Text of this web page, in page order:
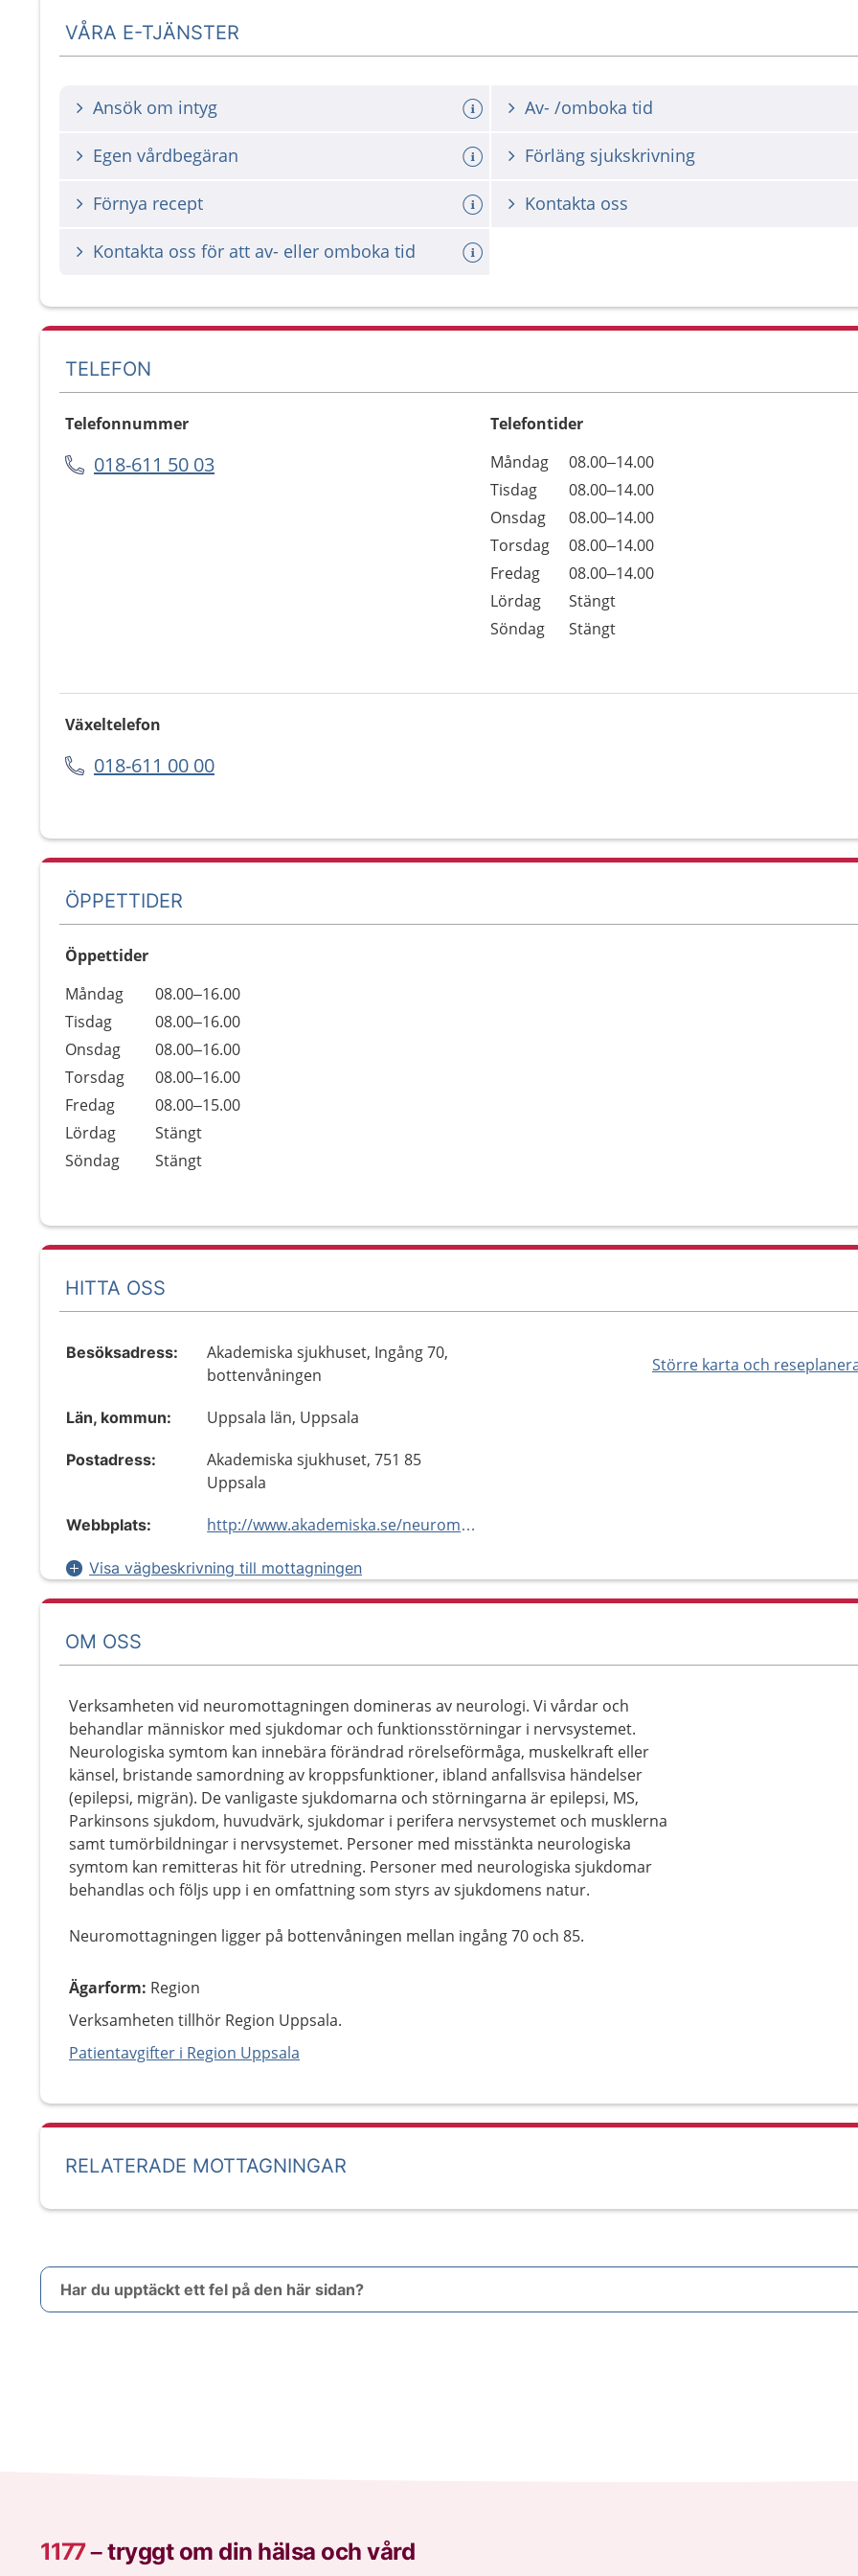
VÅRA E-TJÄNSTER
Ansök om intyg Av- /omboka tid
Egen vårdbegäran Förläng sjukskrivning
Förnya recept Kontakta oss
Kontakta oss för att av- eller omboka tid
TELEFON
Telefonnummer
018-611 50 03
Telefontider
Dag
Öppettider
Kommentarer
Måndag
08.00–14.00
Tisdag
08.00–14.00
Onsdag
08.00–14.00
Torsdag
08.00–14.00
Fredag
08.00–14.00
Lördag
Stängt
Söndag
Stängt
Växeltelefon
018-611 00 00
ÖPPETTIDER
Öppettider
Dag
Öppettider
Kommentarer
Måndag
08.00–16.00
Tisdag
08.00–16.00
Onsdag
08.00–16.00
Torsdag
08.00–16.00
Fredag
08.00–15.00
Lördag
Stängt
Söndag
Stängt
HITTA OSS
Större karta och
Besöksadress:
Akademiska sjukhuset, Ingång 70,
bottenvåningen
Län, kommun: Uppsala län, Uppsala
Postadress:
Akademiska sjukhuset, 751 85
Uppsala
Webbplats: http://www.akademiska.se/neuromottagningen
Visa vägbeskrivning till mottagningen
OM OSS
Verksamheten vid neuromottagningen domineras av neurologi. Vi vårdar och
behandlar människor med sjukdomar och funktionsstörningar i nervsystemet.
Neurologiska symtom kan innebära förändrad rörelseförmåga, muskelkraft eller
känsel, bristande samordning av kroppsfunktioner, ibland anfallsvisa händelser
(epilepsi, migrän). De vanligaste sjukdomarna och störningarna är epilepsi, MS,
Parkinsons sjukdom, huvudvärk, sjukdomar i perifera nervsystemet och musklerna
samt tumörbildningar i nervsystemet. Personer med misstänkta neurologiska
symtom kan remitteras hit för utredning. Personer med neurologiska sjukdomar
behandlas och följs upp i en omfattning som styrs av sjukdomens natur.
Neuromottagningen ligger på bottenvåningen mellan ingång 70 och 85.
Ägarform: Region
Verksamheten tillhör Region Uppsala.
Patientavgifter i Region Uppsala
RELATERADE MOTTAGNINGAR
Har du upptäckt ett fel på den här sidan?
1177–tryggt om din hälsa och vård